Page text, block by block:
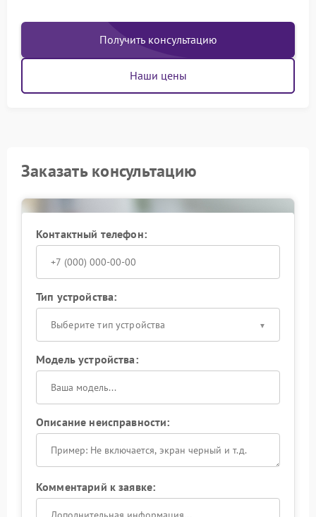
Получить консультацию
Наши цены
Заказать консультацию
Контактный телефон:
Тип устройства:
Выберите тип устройства
Модель устройства:
Описание неисправности:
Комментарий к заявке: